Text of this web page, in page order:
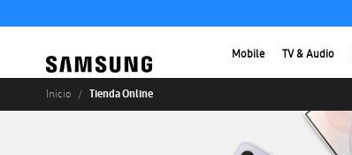
Mobile TV & Audio
Inicio Tienda Online